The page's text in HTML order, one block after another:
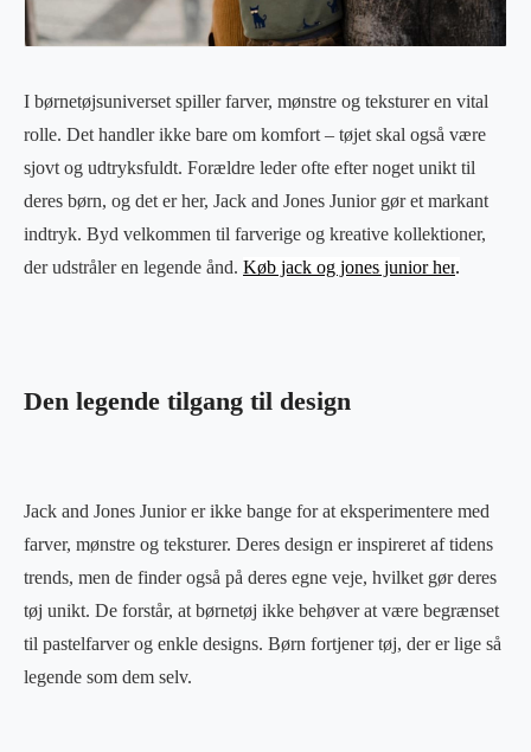
I børnetøjsuniverset spiller farver, mønstre og teksturer en vital
rolle. Det handler ikke bare om komfort – tøjet skal også være
sjovt og udtryksfuldt. Forældre leder ofte efter noget unikt til
deres børn, og det er her, Jack and Jones Junior gør et markant
indtryk. Byd velkommen til farverige og kreative kollektioner,
der udstråler en legende ånd. Køb jack og jones junior her.
Den legende tilgang til design
Jack and Jones Junior er ikke bange for at eksperimentere med
farver, mønstre og teksturer. Deres design er inspireret af tidens
trends, men de finder også på deres egne veje, hvilket gør deres
tøj unikt. De forstår, at børnetøj ikke behøver at være begrænset
til pastelfarver og enkle designs. Børn fortjener tøj, der er lige så
legende som dem selv.